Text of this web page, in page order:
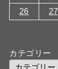
26
27
カテゴリー